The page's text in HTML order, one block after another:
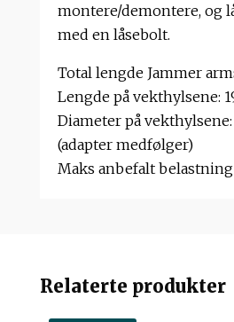
montere/demontere, og
med en låsebolt.
Total lengde Jammer
Lengde på vekthylsene:
Diameter på
(adapter medfølger)
Maks anbefalt
Relaterte produkter